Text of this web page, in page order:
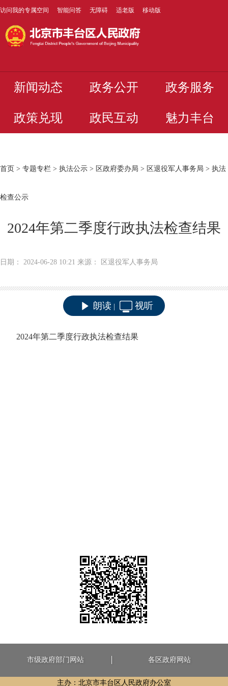
访问我的专属空间 智能问答 无障碍 适老版 移动版
新闻动态 政务公开 政务服务
政策兑现 政民互动 魅力丰台
首页 > 专题专栏 > 执法公示 > 区政府委办局 > 区退役军人事务局 > 执法
检查公示
2024年第二季度行政执法检查结果
日期： 2024-06-28 10:21 来源： 区退役军人事务局
朗读 视听
2024年第二季度行政执法检查结果
市级政府部门网站 各区政府网站
主办：北京市丰台区人民政府办公室